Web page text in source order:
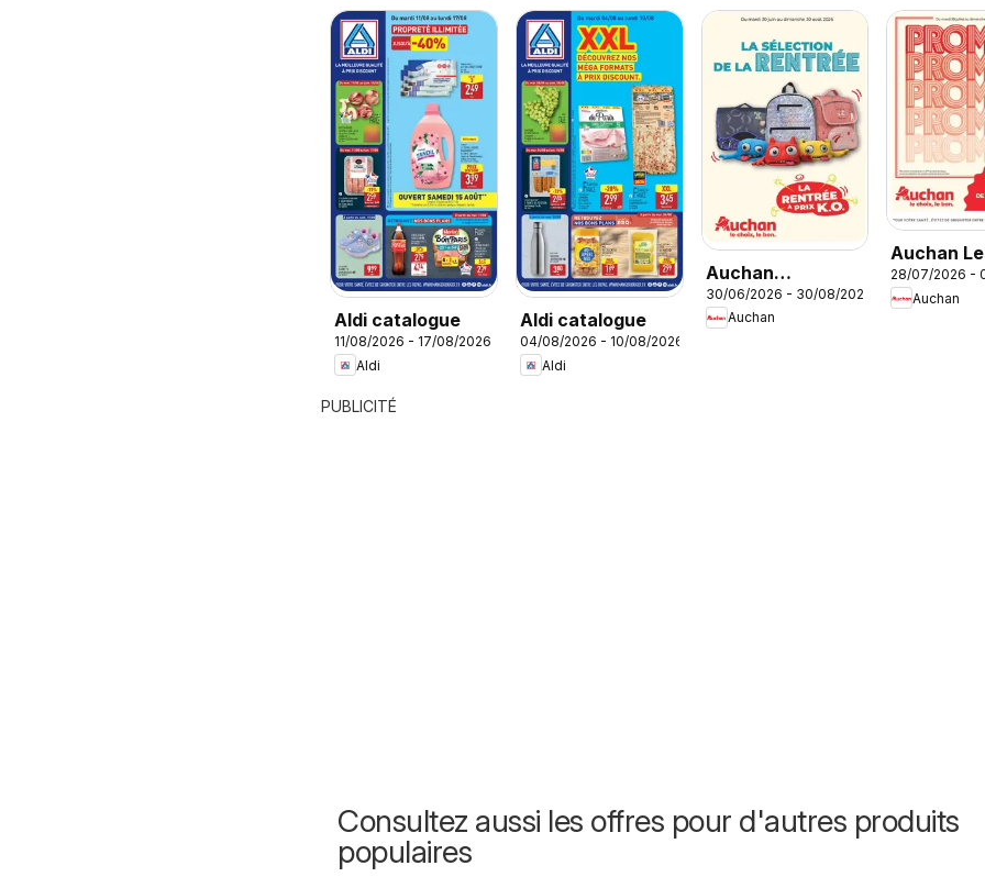
Aldi catalogue
11/08/2026 - 17/08/2026
Aldi
Aldi catalogue
04/08/2026 - 10/08/2026
Aldi
Auchan
Cartables,
rentrée
30/06/2026 - 30/08/2026
Auchan
Auchan
promos du
moment
28/07/2026 -
Auchan
PUBLICITÉ
Consultez aussi les offres pour d'autres produits
populaires